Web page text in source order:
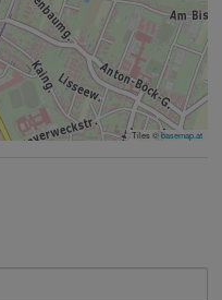
Tiles ©basemap.at